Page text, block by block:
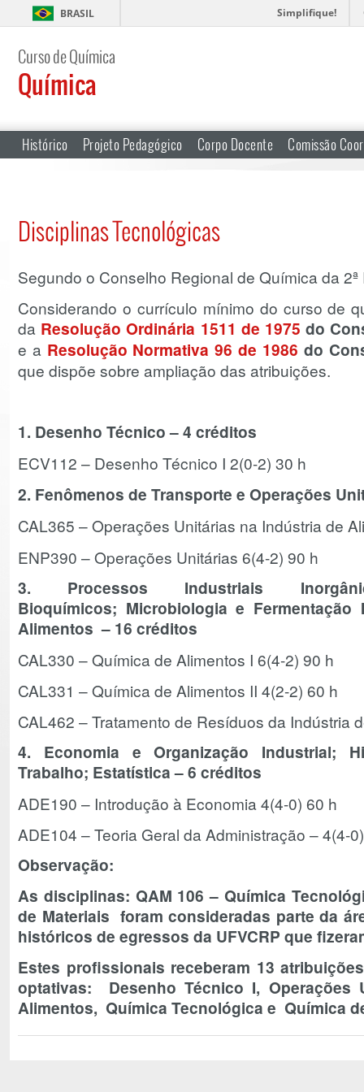
BRASIL Simplifique!
Curso de Química
Química
Histórico Projeto Pedagógico Corpo Docente Comissão
Disciplinas Tecnológicas
Segundo o Conselho Regional de Química da
Considerando o currículo mínimo do curso de
da Resolução Ordinária 1511 de 1975 do
e a Resolução Normativa 96 de 1986 do
que dispõe sobre ampliação das atribuições.
1. Desenho Técnico – 4 créditos
ECV112 – Desenho Técnico I 2(0-2) 30 h
2. Fenômenos de Transporte e Operações
CAL365 – Operações Unitárias na Indústria de
ENP390 – Operações Unitárias 6(4-2) 90 h
3. Processos Industriais
Bioquímicos; Microbiologia e
Alimentos – 16 créditos
CAL330 – Química de Alimentos I 6(4-2) 90 h
CAL331 – Química de Alimentos II 4(2-2) 60 h
CAL462 – Tratamento de Resíduos da Indústria
4. Economia e Organização Industrial;
Trabalho; Estatística – 6 créditos
ADE190 – Introdução à Economia 4(4-0) 60 h
ADE104 – Teoria Geral da Administração – 4(4-
Observação:
As disciplinas: QAM 106 – Química
de Materiais foram consideradas parte da
históricos de egressos da UFVCRP que
Estes profissionais receberam 13
optativas: Desenho Técnico I, Operações
Alimentos, Química Tecnológica e Química